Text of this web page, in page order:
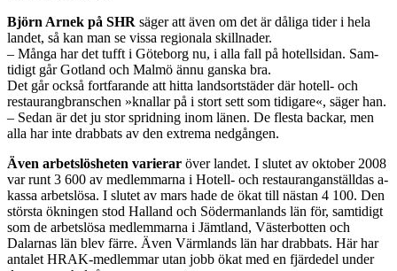
Björn Arnek på SHR säger att även om det är dåliga tider i hela
landet, så kan man se vissa regionala skillnader.
– Många har det tufft i Göteborg nu, i alla fall på hotellsidan. Sam­
tidigt går Gotland och ­Malmö ännu ganska bra.
Det går också fortfarande att hitta landsort­städer där ­hotell- och
restaurangbranschen »knallar på i stort sett som tidigare«, säger han.
– Sedan är det ju stor spridning inom länen. De flesta backar, men
alla har inte drabbats av den extrema nedgången.
Även arbetslösheten varierar över landet. I slutet av oktober 2008
var runt 3 600 av medlemmarna i Hotell- och restauranganställdas a-
kassa arbetslösa. I slutet av mars hade de ökat till nästan 4 100. Den
största ökningen stod Halland och Södermanlands län för, samtidigt
som de arbetslösa medlemmarna i Jämtland, Västerbotten och
Dalarnas län blev färre. Även Värmlands län har drabbats. Här har
antalet HRAK-medlemmar utan jobb ökat med en fjärdedel under